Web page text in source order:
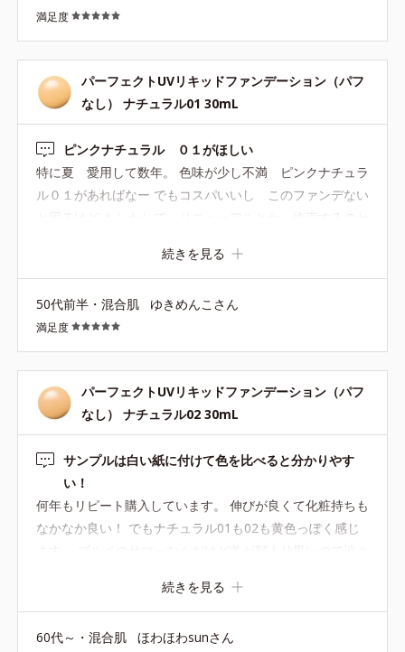
満足度
パーフェクトUVリキッドファンデーション（パフ
なし） ナチュラル01 30mL
ピンクナチュラル ０１がほしい
特に夏 愛用して数年。 色味が少し不満 ピンクナチュラ
ル０１があればなー でもコスパいいし このファンデない
続きを見る
50代前半・混合肌 ゆきめんこさん
満足度
パーフェクトUVリキッドファンデーション（パフ
なし） ナチュラル02 30mL
サンプルは白い紙に付けて色を比べると分かりやす
い！
何年もリピート購入しています。 伸びが良くて化粧持ちも
なかなか良い！ でもナチュラル01も02も黄色っぽく感じ
から取り寄せて確認。 サンプルは錠剤の薬のシートみたい
色、白い厚めの画用紙に指でちょんと付けてみた。 そした
続きを見る
60代～・混合肌 ほわほわsunさん